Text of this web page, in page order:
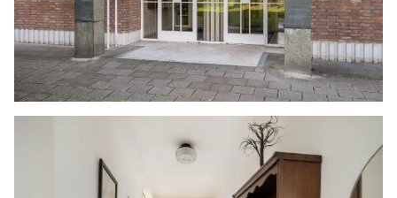
met de grootst mogelijke zorgvuldigheid is
samengesteld aanvaarden wij geen enkele
aansprakelijkheid ten aanzien van de juistheid
van de vermelde gegevens.